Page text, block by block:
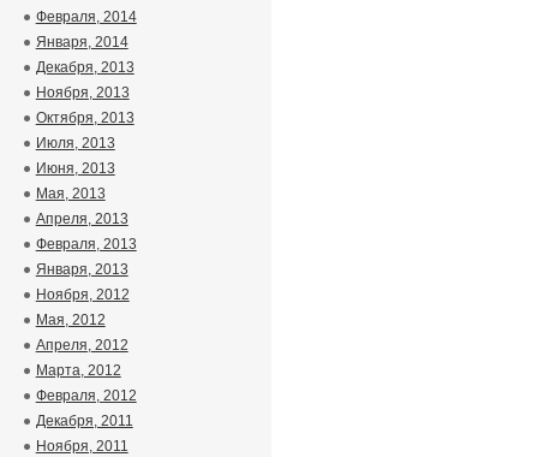
Февраля, 2014
Января, 2014
Декабря, 2013
Ноября, 2013
Октября, 2013
Июля, 2013
Июня, 2013
Мая, 2013
Апреля, 2013
Февраля, 2013
Января, 2013
Ноября, 2012
Мая, 2012
Апреля, 2012
Марта, 2012
Февраля, 2012
Декабря, 2011
Ноября, 2011